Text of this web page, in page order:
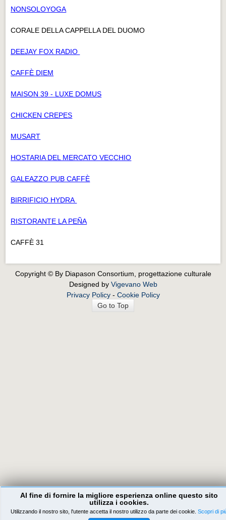
NONSOLOYOGA
CORALE DELLA CAPPELLA DEL DUOMO
DEEJAY FOX RADIO
CAFFÈ DIEM
MAISON 39 - LUXE DOMUS
CHICKEN CREPES
MUSART
HOSTARIA DEL MERCATO VECCHIO
GALEAZZO PUB CAFFÈ
BIRRIFICIO HYDRA
RISTORANTE LA PEÑA
CAFFÈ 31
Al fine di fornire la migliore esperienza online questo sito
utilizza i cookies.
Utilizzando il nostro sito, l'utente accetta il nostro utilizzo da parte dei cookie. Scopri di
Copyright © By Diapason Consortium, progettazione culturale
Designed by Vigevano Web
Privacy Policy- Cookie Policy
Go to Top